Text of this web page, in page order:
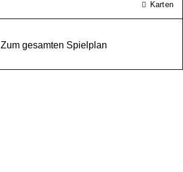
Karten
Zum gesamten Spielplan